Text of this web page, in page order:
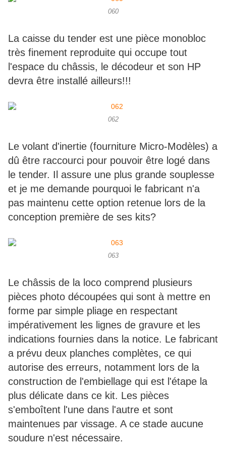
060
La caisse du tender est une pièce monobloc
très finement reproduite qui occupe tout
l'espace du châssis, le décodeur et son HP
devra être installé ailleurs!!!
062
Le volant d'inertie (fourniture Micro-Modèles) a
dû être raccourci pour pouvoir être logé dans
le tender. Il assure une plus grande souplesse
et je me demande pourquoi le fabricant n'a
pas maintenu cette option retenue lors de la
conception première de ses kits?
063
Le châssis de la loco comprend plusieurs
pièces photo découpées qui sont à mettre en
forme par simple pliage en respectant
impérativement les lignes de gravure et les
indications fournies dans la notice. Le fabricant
a prévu deux planches complètes, ce qui
autorise des erreurs, notamment lors de la
construction de l'embiellage qui est l'étape la
plus délicate dans ce kit. Les pièces
s'emboîtent l'une dans l'autre et sont
maintenues par vissage. A ce stade aucune
soudure n'est nécessaire.